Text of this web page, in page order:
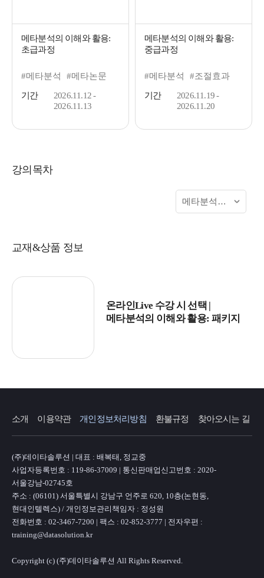
메타분석의 이해와 활용:
초급과정
#메타분석 #메타논문
기간
2026.11.12 -
2026.11.13
메타분석의 이해와 활용:
중급과정
#메타분석 #조절효과
기간
2026.11.19 -
2026.11.20
강의목차
교재&상품 정보
온라인Live 수강 시 선택 |
메타분석의 이해와 활용: 패키지
소개 이용약관 개인정보처리방침 환불규정 찾아오시는 길
(주)데이타솔루션 | 대표 : 배복태, 정교중
사업자등록번호 : 119-86-37009 | 통신판매업신고번호 : 2020-
서울강남-02745호
주소 : (06101) 서울특별시 강남구 언주로 620, 10층(논현동,
현대인텔렉스) / 개인정보관리책임자 : 정성원
전화번호 : 02-3467-7200 | 팩스 : 02-852-3777 | 전자우편 :
training@datasolution.kr
Copyright (c) (주)데이타솔루션 All Rights Reserved.